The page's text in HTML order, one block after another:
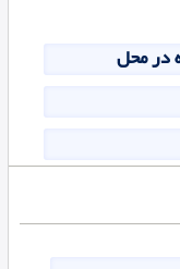
در محل